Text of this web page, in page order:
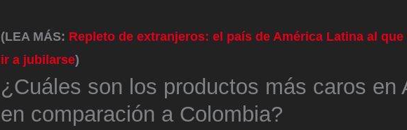
(LEA MÁS: Repleto de extranjeros: el país de América Latina al
ir a jubilarse)
¿Cuáles son los productos más caros en
en comparación a Colombia?